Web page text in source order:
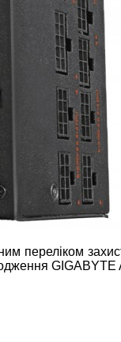
переліком
GIGABYTE